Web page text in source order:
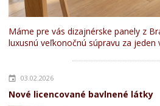
Máme pre vás dizajnérske panely z
luxusnú veľkonočnú súpravu za jeden
03.02.2026
Nové licencované bavlnené látky